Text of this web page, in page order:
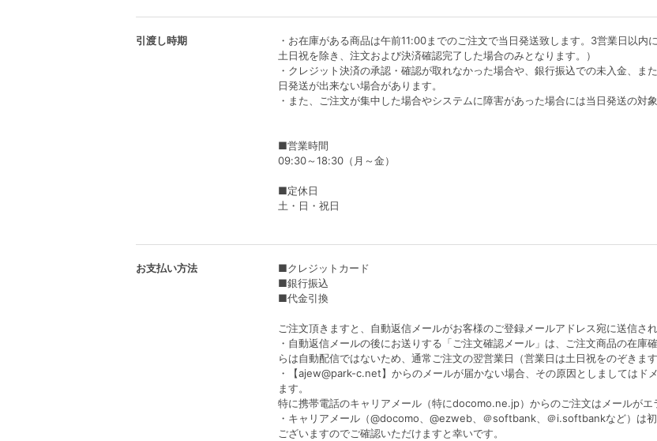
引渡し時期
・お在庫がある商品は午前11:00までのご注文で当日発送致します。3営業日以
土日祝を除き、注文および決済確認完了した場合のみとなります。）
・クレジット決済の承認・確認が取れなかった場合や、銀行振込での未入金、ま
日発送が出来ない場合があります。
・また、ご注文が集中した場合やシステムに障害があった場合には当日発送の対
■営業時間
09:30～18:30（月～金）
■定休日
土・日・祝日
お支払い方法
■クレジットカード
■銀行振込
■代金引換
ご注文頂きますと、自動返信メールがお客様のご登録メールアドレス宛に送信され
・自動返信メールの後にお送りする「ご注文確認メール」は、ご注文商品の在
らは自動配信ではないため、通常ご注文の翌営業日（営業日は土日祝をのぞきま
・【ajew@park-c.net】からのメールが届かない場合、その原因としましてはド
ます。
特に携帯電話のキャリアメール（特にdocomo.ne.jp）からのご注文はメールがエ
・キャリアメール（@docomo、@ezweb、＠softbank、＠i.softbankなど）は
ございますのでご確認いただけますと幸いです。